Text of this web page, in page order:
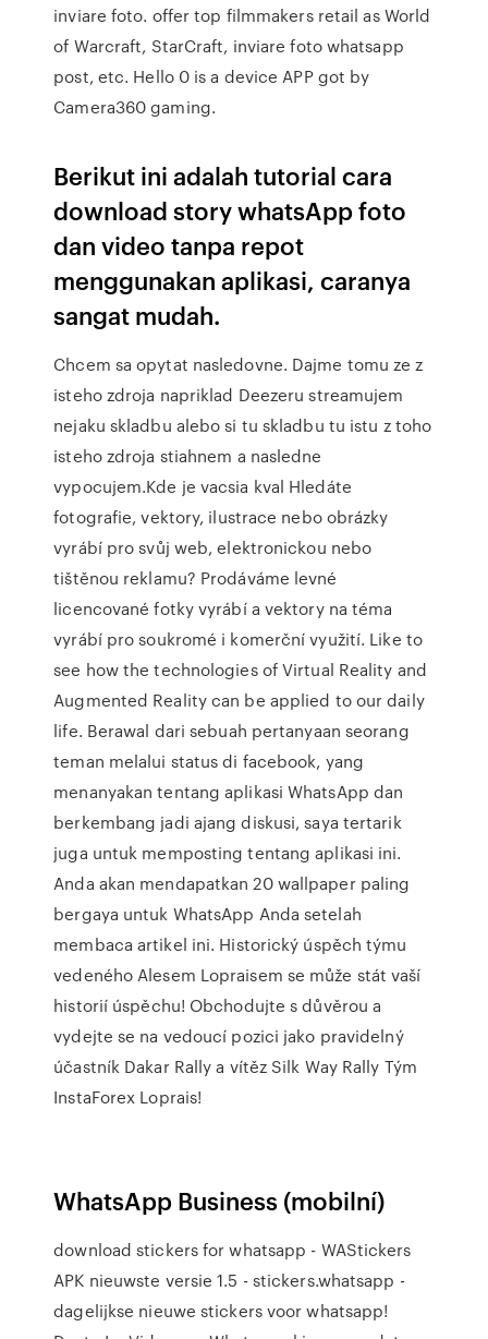
inviare foto. offer top filmmakers retail as World
of Warcraft, StarCraft, inviare foto whatsapp
post, etc. Hello 0 is a device APP got by
Camera360 gaming.
Berikut ini adalah tutorial cara
download story whatsApp foto
dan video tanpa repot
menggunakan aplikasi, caranya
sangat mudah.
Chcem sa opytat nasledovne. Dajme tomu ze z
isteho zdroja napriklad Deezeru streamujem
nejaku skladbu alebo si tu skladbu tu istu z toho
isteho zdroja stiahnem a nasledne
vypocujem.Kde je vacsia kval Hledáte
fotografie, vektory, ilustrace nebo obrázky
vyrábí pro svůj web, elektronickou nebo
tištěnou reklamu? Prodáváme levné
licencované fotky vyrábí a vektory na téma
vyrábí pro soukromé i komerční využití. Like to
see how the technologies of Virtual Reality and
Augmented Reality can be applied to our daily
life. Berawal dari sebuah pertanyaan seorang
teman melalui status di facebook, yang
menanyakan tentang aplikasi WhatsApp dan
berkembang jadi ajang diskusi, saya tertarik
juga untuk memposting tentang aplikasi ini.
Anda akan mendapatkan 20 wallpaper paling
bergaya untuk WhatsApp Anda setelah
membaca artikel ini. Historický úspěch týmu
vedeného Alesem Lopraisem se může stát vaší
historií úspěchu! Obchodujte s důvěrou a
vydejte se na vedoucí pozici jako pravidelný
účastník Dakar Rally a vítěz Silk Way Rally Tým
InstaForex Loprais!
WhatsApp Business (mobilní)
download stickers for whatsapp - WAStickers
APK nieuwste versie 1.5 - stickers.whatsapp -
dagelijkse nieuwe stickers voor whatsapp!